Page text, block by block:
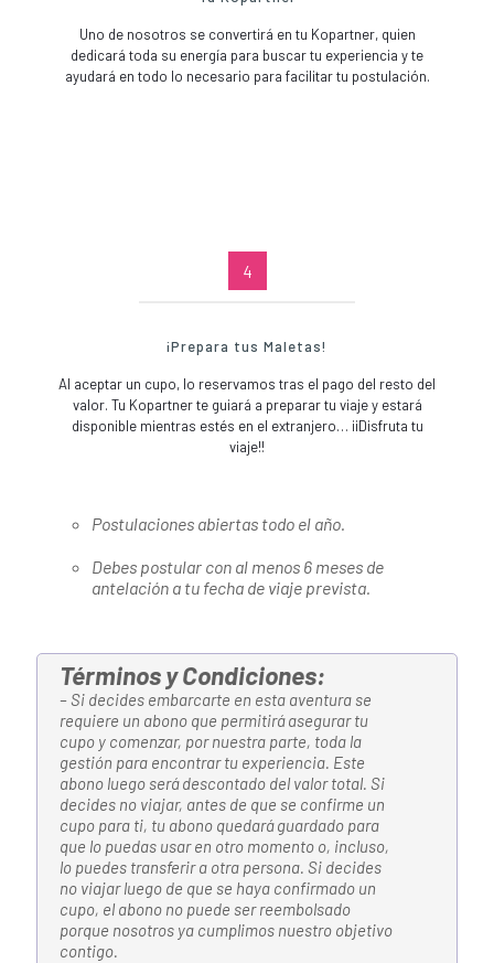
Uno de nosotros se convertirá en tu Kopartner, quien
dedicará toda su energía para buscar tu experiencia y te
ayudará en todo lo necesario para facilitar tu postulación.
4
¡Prepara tus Maletas!
Al aceptar un cupo, lo reservamos tras el pago del resto del
valor. Tu Kopartner te guiará a preparar tu viaje y estará
disponible mientras estés en el extranjero… ¡¡Disfruta tu
viaje!!
Postulaciones abiertas todo el año.
Debes postular con al menos 6 meses de
antelación a tu fecha de viaje prevista.
Términos y Condiciones:
– Si decides embarcarte en esta aventura se
requiere un abono que permitirá asegurar tu
cupo y comenzar, por nuestra parte, toda la
gestión para encontrar tu experiencia. Este
abono luego será descontado del valor total. Si
decides no viajar, antes de que se confirme un
cupo para ti, tu abono quedará guardado para
que lo puedas usar en otro momento o, incluso,
lo puedes transferir a otra persona. Si decides
no viajar luego de que se haya confirmado un
cupo, el abono no puede ser reembolsado
porque nosotros ya cumplimos nuestro objetivo
contigo.